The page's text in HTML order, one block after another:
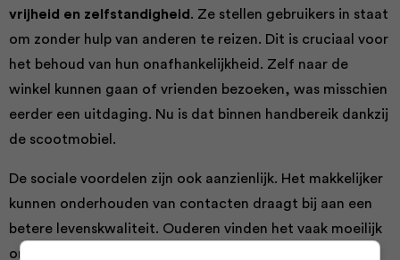
vrijheid en zelfstandigheid . Ze stellen gebruikers in staat
om zonder hulp van anderen te reizen. Dit is cruciaal voor
het behoud van hun onafhankelijkheid. Zelf naar de
winkel kunnen gaan of vrienden bezoeken, was misschien
eerder een uitdaging. Nu is dat binnen handbereik dankzij
de scootmobiel.
De sociale voordelen zijn ook aanzienlijk. Het makkelijker
kunnen onderhouden van contacten draagt bij aan een
betere levenskwaliteit. Ouderen vinden het vaak moeilijk
om sociale activiteiten buiten het huis te ondernemen.